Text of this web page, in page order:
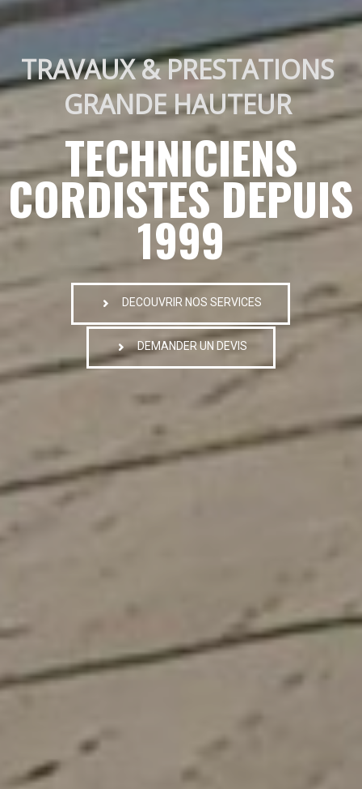
TRAVAUX & PRESTATIONS
GRANDE HAUTEUR
TECHNICIENS
CORDISTES DEPUIS
1999
DECOUVRIR NOS SERVICES
DEMANDER UN DEVIS